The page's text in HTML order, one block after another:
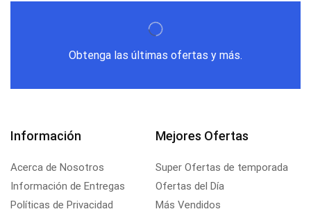
Obtenga las últimas ofertas y más.
Información
Acerca de Nosotros
Información de Entregas
Políticas de Privacidad
Mejores Ofertas
Super Ofertas de temporada
Ofertas del Día
Más Vendidos